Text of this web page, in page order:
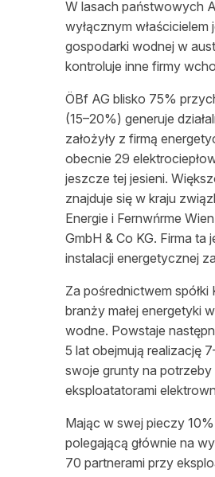
W lasach państwowych
wyłącznym właścicielem
gospodarki wodnej w
kontroluje inne firmy
ÖBf AG blisko 75%
(15–20%) generuje
założyły z firmą
obecnie 29
jeszcze tej jesieni.
znajduje się w kraju
Energie i Fernwńrme
GmbH & Co KG. Firma ta
instalacji energetycznej
Za pośrednictwem
branży małej energetyki
wodne. Powstaje
5 lat obejmują realizację
swoje grunty na potrzeby
eksploatatorami
Mając w swej pieczy
polegającą głównie na
70 partnerami przy